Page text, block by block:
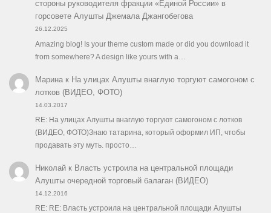
стороны руководителя фракции «Единой России» в
горсовете Алушты Джемала Джангобегова
26.12.2025
Amazing blog! Is your theme custom made or did you download it
from somewhere? A design like yours with a…
Маринак На улицах Алушты внаглую торгуют самогоном с
лотков (ВИДЕО, ФОТО)
14.03.2017
RE: На улицах Алушты внаглую торгуют самогоном с лотков
(ВИДЕО, ФОТО)Знаю татарина, который оформил ИП, чтобы
продавать эту муть. просто…
Николайк Власть устроила на центральной площади
Алушты очередной торговый балаган (ВИДЕО)
14.12.2016
RE: RE: Власть устроила на центральной площади Алушты